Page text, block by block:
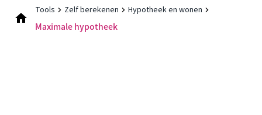
Tools Zelf berekenen
Hypotheek en wonen
Maximale hypotheek